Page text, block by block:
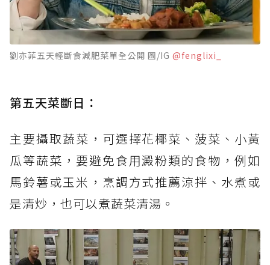
劉亦菲五天輕斷食減肥菜單全公開 圖/IG @fenglixi_
第五天菜斷日：
主要攝取蔬菜，可選擇花椰菜、菠菜、小黃
瓜等蔬菜，要避免食用澱粉類的食物，例如
馬鈴薯或玉米，烹調方式推薦涼拌、水煮或
是清炒，也可以煮蔬菜清湯。